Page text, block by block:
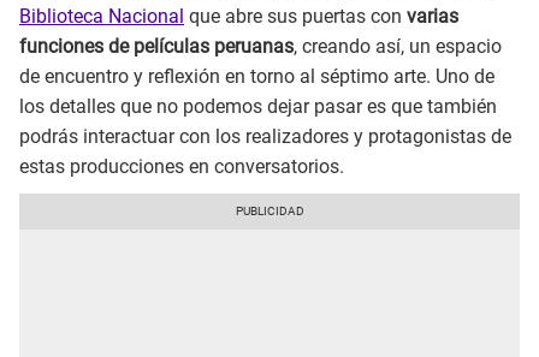
Biblioteca Nacional que abre sus puertas con varias
funciones de películas peruanas, creando así, un espacio
de encuentro y reflexión en torno al séptimo arte. Uno de
los detalles que no podemos dejar pasar es que también
podrás interactuar con los realizadores y protagonistas de
estas producciones en conversatorios.